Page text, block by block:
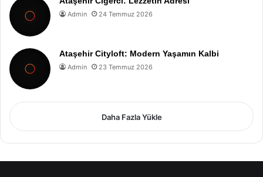
Admin 24 Temmuz 2026
Ataşehir Cityloft: Modern Yaşamın Kalbi
Admin 23 Temmuz 2026
Daha Fazla Yükle